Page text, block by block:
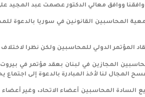
ووافق معالي الدكتور عصمت عبد المجيد
المحاسبين القانونين في سوريا بالدعوة
المجازين في لبنان بعقد مؤتمر في
المجال لنا لأخذ المبادرة بالدعوة إلى